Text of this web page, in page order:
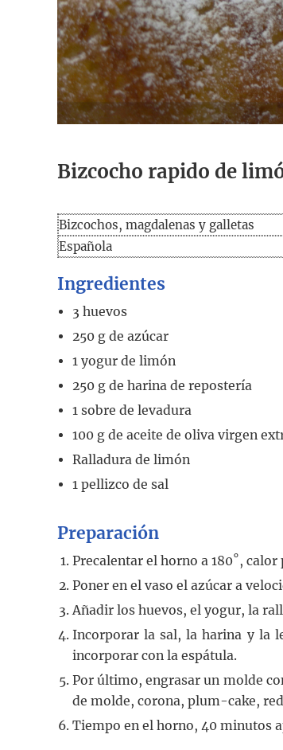
Bizcocho rapido de
Bizcochos, magdalenas y galletas
Española
Ingredientes
3 huevos
250 g de azúcar
1 yogur de limón
250 g de harina de repostería
1 sobre de levadura
100 g de aceite de oliva virgen
Ralladura de limón
1 pellizco de sal
Preparación
Precalentar el horno a 180˚,
Poner en el vaso el azúcar a
Añadir los huevos, el yogur, la
Incorporar la sal, la harina y la
incorporar con la espátula.
Por último, engrasar un molde
de molde, corona, plum-cake,
Tiempo en el horno, 40 minutos